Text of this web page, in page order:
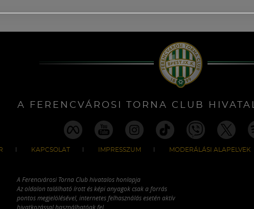
A FERENCVÁROSI TORNA CLUB
KAPCSOLAT IMPRESSZUM MODERÁLÁSI ALAPELVEK
A Ferencvárosi Torna Club hivatalos honlapja
Az oldalon található írott és képi anyagok csak a forrás
pontos megjelölésével, internetes felhasználás esetén aktív
hivatkozással használhatóak fel.